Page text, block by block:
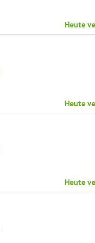
Heute
Heute
Heute